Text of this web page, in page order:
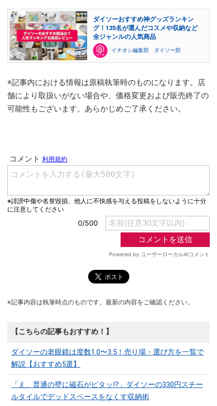
ダイソーおすすめ神グッズランキン
グ！135名が選んだコスメや収納など
全ジャンルの人気商品
イチオシ編集部 ダイソー部
※記事内における情報は原稿執筆時のものになります。店
舗により取扱いがない場合や、価格変更および販売終了の
可能性もございます。あらかじめご了承ください。
※記事内容は執筆時点のものです。最新の内容をご確認ください。
【こちらの記事もおすすめ！】
ダイソーの老眼鏡は度数1.0〜3.5！売り場・選び方を一覧で
解説【おすすめ5選】
「え、普通の壁に磁石がピタッ!?」ダイソーの330円スチー
ルタイルでデッドスペースをなくす収納術